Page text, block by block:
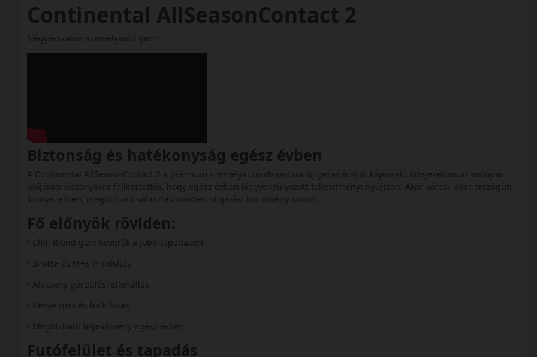
Continental AllSeasonContact 2
Négyévszakos személyautó gumi
Biztonság és hatékonyság egész évben
A Continental AllSeasonContact 2 a prémium személyautó-abroncsok új generációját képviseli. Kifejezetten az európai
időjárási viszonyokra fejlesztették, hogy egész évben kiegyensúlyozott teljesítményt nyújtson. Akár városi, akár országúti
környezetben, megbízható választás minden időjárási körülmény között.
Fő előnyök röviden:
• Chili Blend gumikeverék a jobb tapadásért
• 3PMSF és M+S minősítés
• Alacsony gördülési ellenállás
• Kényelmes és halk futás
• Megbízható teljesítmény egész évben
Futófelület és tapadás